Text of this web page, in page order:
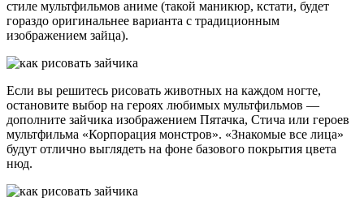
стиле мультфильмов аниме (такой маникюр, кстати, будет
гораздо оригинальнее варианта с традиционным
изображением зайца).
Если вы решитесь рисовать животных на каждом ногте,
остановите выбор на героях любимых мультфильмов —
дополните зайчика изображением Пятачка, Стича или героев
мультфильма «Корпорация монстров». «Знакомые все лица»
будут отлично выглядеть на фоне базового покрытия цвета
нюд.